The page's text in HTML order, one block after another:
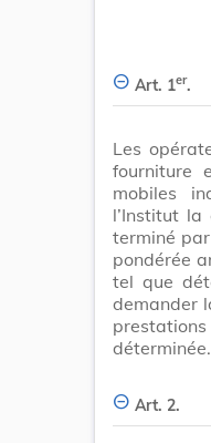
Art. 1er.
Les
fourniture
mobiles
l’Institut
terminé
pondérée
tel que
demander
déterminée.
Art. 2.